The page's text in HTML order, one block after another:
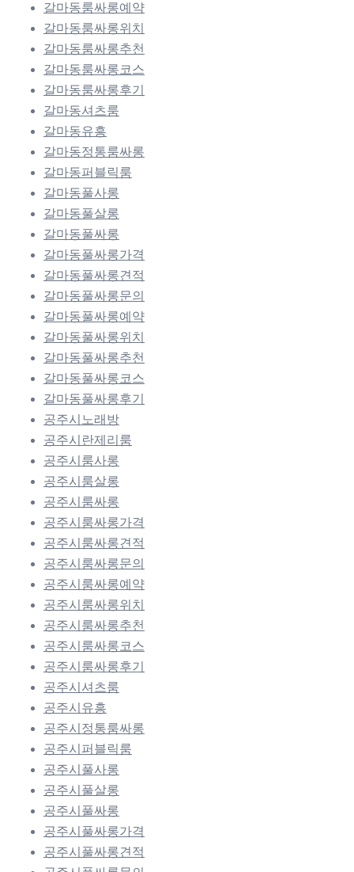
갈마동룸싸롱예약
갈마동룸싸롱위치
갈마동룸싸롱추천
갈마동룸싸롱코스
갈마동룸싸롱후기
갈마동셔츠룸
갈마동유흥
갈마동정통룸싸롱
갈마동퍼블릭룸
갈마동풀사롱
갈마동풀살롱
갈마동풀싸롱
갈마동풀싸롱가격
갈마동풀싸롱견적
갈마동풀싸롱문의
갈마동풀싸롱예약
갈마동풀싸롱위치
갈마동풀싸롱추천
갈마동풀싸롱코스
갈마동풀싸롱후기
공주시노래방
공주시란제리룸
공주시룸사롱
공주시룸살롱
공주시룸싸롱
공주시룸싸롱가격
공주시룸싸롱견적
공주시룸싸롱문의
공주시룸싸롱예약
공주시룸싸롱위치
공주시룸싸롱추천
공주시룸싸롱코스
공주시룸싸롱후기
공주시셔츠룸
공주시유흥
공주시정통룸싸롱
공주시퍼블릭룸
공주시풀사롱
공주시풀살롱
공주시풀싸롱
공주시풀싸롱가격
공주시풀싸롱견적